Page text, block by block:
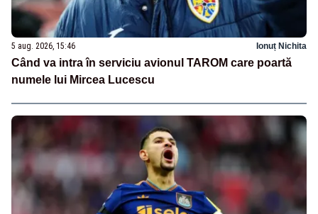
5 aug. 2026, 15:46 Ionuț Nichita
Când va intra în serviciu avionul TAROM care poartă
numele lui Mircea Lucescu